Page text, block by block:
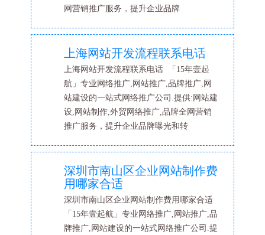
网营销推广服务，提升企业品牌
上海网站开发流程联系电话
上海网站开发流程联系电话 「15年壹起
航」专业网络推广,网站推广,品牌推广,网
站建设的一站式网络推广公司.提供:网站建
设,网站制作,外贸网络推广,品牌全网营销
推广服务，提升企业品牌曝光和转
深圳市南山区企业网站制作费
用哪家合适
深圳市南山区企业网站制作费用哪家合适
「15年壹起航」专业网络推广,网站推广,品
牌推广,网站建设的一站式网络推广公司.提